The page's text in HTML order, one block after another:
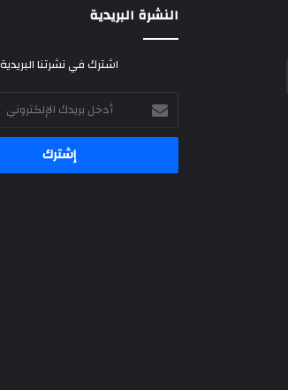
النشرة البريدية
اشترك في نشرتنا البريدية
أدخل
بريدك
الإلكتروني